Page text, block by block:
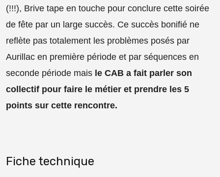
(!!!), Brive tape en touche pour conclure cette soirée
de fête par un large succès. Ce succès bonifié ne
reflète pas totalement les problèmes posés par
Aurillac en première période et par séquences en
seconde période mais le CAB a fait parler son
collectif pour faire le métier et prendre les 5
points sur cette rencontre.
Fiche technique